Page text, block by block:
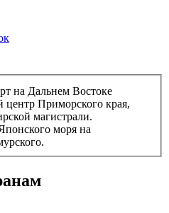
на Дальнем Востоке
Приморского края,
магистрали.
моря на